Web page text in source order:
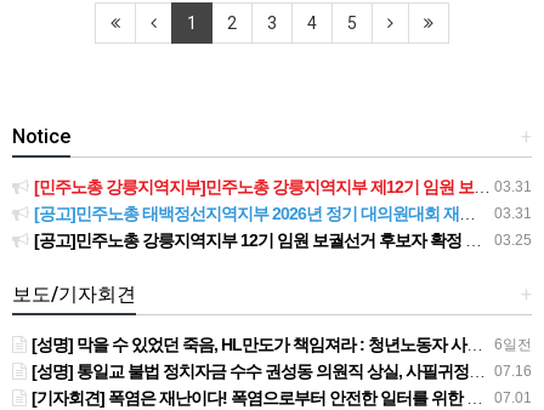
1 2 3 4 5
+
Notice
03.31
[민주노총 강릉지역지부]민주노총 강릉지역지부 제12기 임원 보궐선거결과 공고
03.31
[공고]민주노총 태백정선지역지부 2026년 정기 대의원대회 재소집 건
03.25
[공고]민주노총 강릉지역지부 12기 임원 보궐선거 후보자 확정 공고
+
보도/기자회견
6일전
[성명] 막을 수 있었던 죽음, HL만도가 책임져라 : 청년노동자 사망사고의 철저한 진상규명과 재발방지 대책 마련하라
07.16
[성명] 통일교 불법 정치자금 수수 권성동 의원직 상실, 사필귀정이다
07.01
[기자회견] 폭염은 재난이다! 폭염으로부터 안전한 일터를 위한 민주노총 강원지역본부 폭염감시단 선포 기자회견